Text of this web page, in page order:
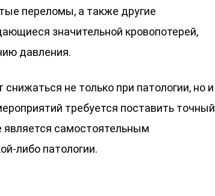
переломы, а также другие
значительной кровопотерей,
давления.
не только при патологии, но и
требуется поставить точный
является самостоятельным
либо патологии.